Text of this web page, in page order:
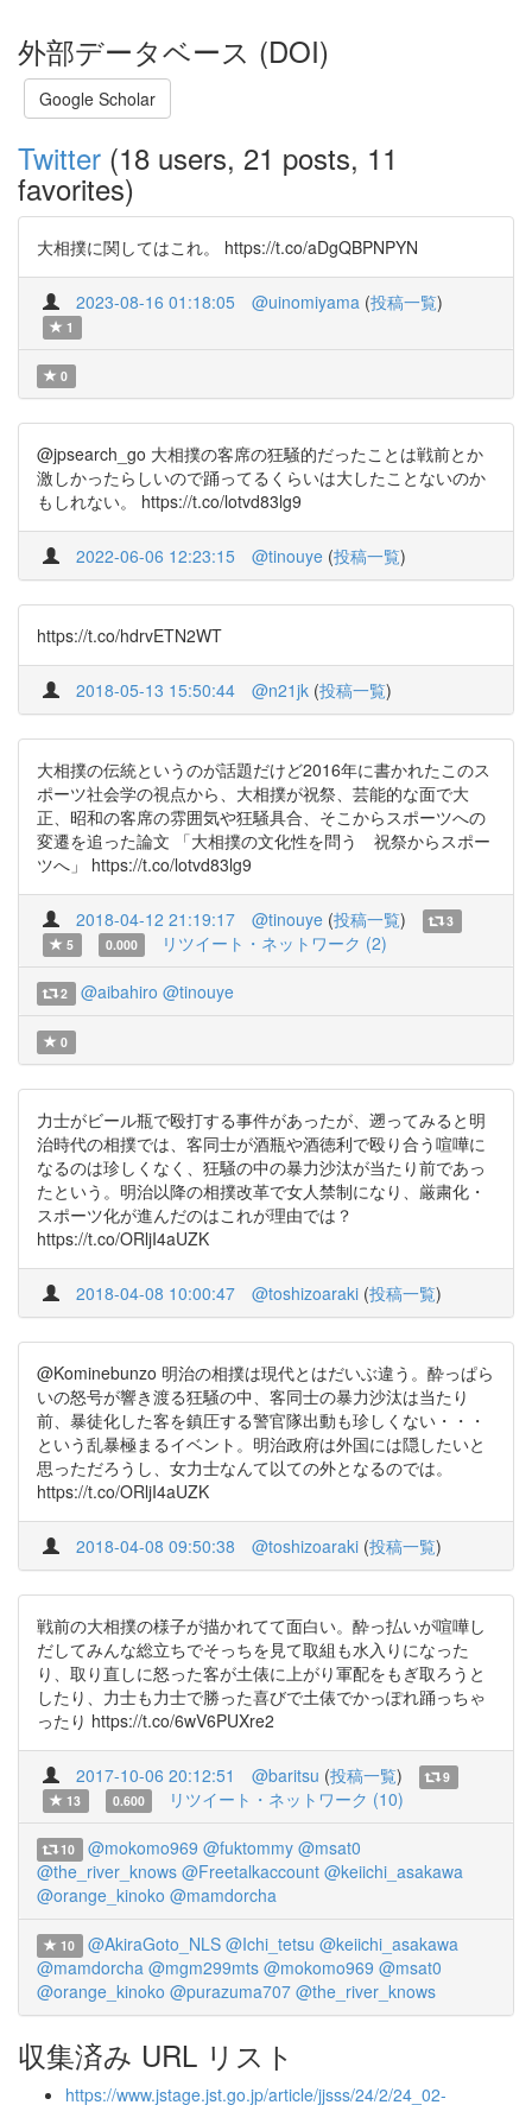
外部データベース (DOI)
Google Scholar
Twitter (18 users, 21 posts, 11
favorites)
大相撲に関してはこれ。 https://t.co/aDgQBPNPYN
2023-08-16 01:18:05 @uinomiyama (投稿一覧)
1
0
@jpsearch_go 大相撲の客席の狂騒的だったことは戦前とか
激しかったらしいので踊ってるくらいは大したことないのか
もしれない。 https://t.co/lotvd83lg9
2022-06-06 12:23:15 @tinouye (投稿一覧)
https://t.co/hdrvETN2WT
2018-05-13 15:50:44 @n21jk (投稿一覧)
大相撲の伝統というのが話題だけど2016年に書かれたこのス
ポーツ社会学の視点から、大相撲が祝祭、芸能的な面で大
正、昭和の客席の雰囲気や狂騒具合、そこからスポーツへの
変遷を追った論文 「大相撲の文化性を問う 祝祭からスポー
ツへ」 https://t.co/lotvd83lg9
2018-04-12 21:19:17 @tinouye (投稿一覧)
3
5
0.000 リツイート・ネットワーク (2)
2 @aibahiro @tinouye
0
力士がビール瓶で殴打する事件があったが、遡ってみると明
治時代の相撲では、客同士が酒瓶や酒徳利で殴り合う喧嘩に
なるのは珍しくなく、狂騒の中の暴力沙汰が当たり前であっ
たという。明治以降の相撲改革で女人禁制になり、厳粛化・
スポーツ化が進んだのはこれが理由では？
https://t.co/ORljI4aUZK
2018-04-08 10:00:47 @toshizoaraki (投稿一覧)
@Kominebunzo 明治の相撲は現代とはだいぶ違う。酔っぱら
いの怒号が響き渡る狂騒の中、客同士の暴力沙汰は当たり
前、暴徒化した客を鎮圧する警官隊出動も珍しくない・・・
という乱暴極まるイベント。明治政府は外国には隠したいと
思っただろうし、女力士なんて以ての外となるのでは。
https://t.co/ORljI4aUZK
2018-04-08 09:50:38 @toshizoaraki (投稿一覧)
戦前の大相撲の様子が描かれてて面白い。酔っ払いが喧嘩し
だしてみんな総立ちでそっちを見て取組も水入りになった
り、取り直しに怒った客が土俵に上がり軍配をもぎ取ろうと
したり、力士も力士で勝った喜びで土俵でかっぽれ踊っちゃ
ったり https://t.co/6wV6PUXre2
2017-10-06 20:12:51 @baritsu (投稿一覧)
9
13
0.600 リツイート・ネットワーク (10)
10 @mokomo969 @fuktommy @msat0
@the_river_knows @Freetalkaccount @keiichi_asakawa
@orange_kinoko @mamdorcha
10 @AkiraGoto_NLS @Ichi_tetsu @keiichi_asakawa
@mamdorcha @mgm299mts @mokomo969 @msat0
@orange_kinoko @purazuma707 @the_river_knows
収集済み URL リスト
https://www.jstage.jst.go.jp/article/jjsss/24/2/24_02-